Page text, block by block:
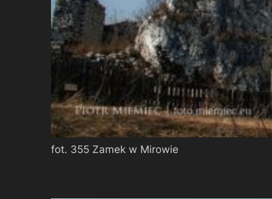
fot. 355 Zamek w Mirowie